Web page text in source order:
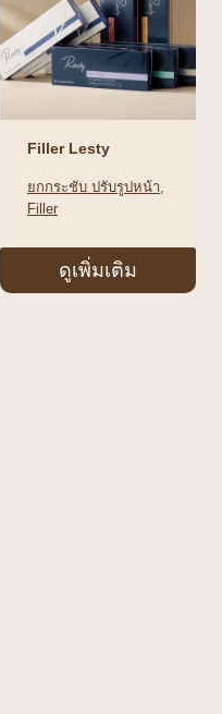
Filler Lesty
ยกกระชับ ปรับรูปหน้า
Filler
ดูเพิ่มเติม